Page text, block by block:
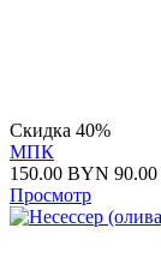
Скидка 40%
МПК
150.00 BYN 90.00
Просмотр